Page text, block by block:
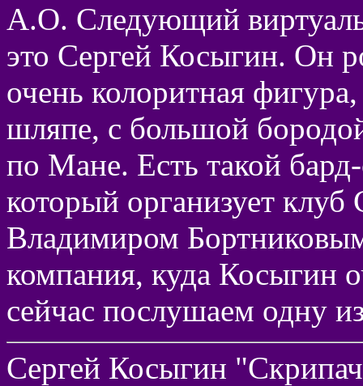
А.О. Следующий
это Сергей Косыгин. Он
очень колоритная
шляпе, с большой
по Мане. Есть такой
который организует клуб
Владимиром
компания, куда Косыгин
сейчас послушаем одну
Сергей Косыгин